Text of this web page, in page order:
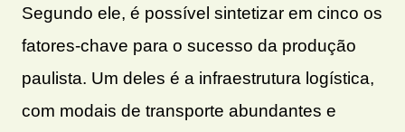
Segundo ele, é possível sintetizar em cinco os
fatores-chave para o sucesso da produção
paulista. Um deles é a infraestrutura logística,
com modais de transporte abundantes e